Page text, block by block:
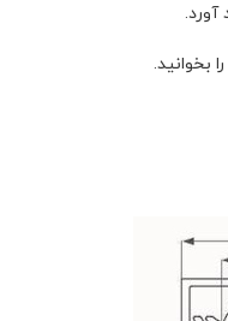
بخوانید.